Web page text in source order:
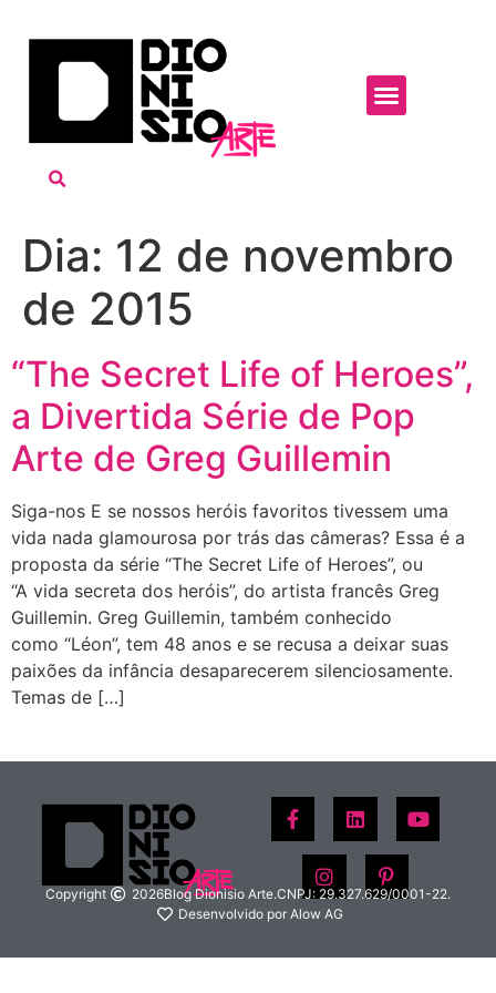
Dia: 12 de novembro
de 2015
“The Secret Life of Heroes”,
a Divertida Série de Pop
Arte de Greg Guillemin
Siga-nos E se nossos heróis favoritos tivessem uma
vida nada glamourosa por trás das câmeras? Essa é a
proposta da série “The Secret Life of Heroes”, ou
“A vida secreta dos heróis”, do artista francês Greg
Guillemin. Greg Guillemin, também conhecido
como “Léon”, tem 48 anos e se recusa a deixar suas
paixões da infância desaparecerem silenciosamente.
Temas de […]
Copyright 2026Blog Dionisio Arte.CNPJ: 29.327.629/0001-22.
Desenvolvido por Alow AG